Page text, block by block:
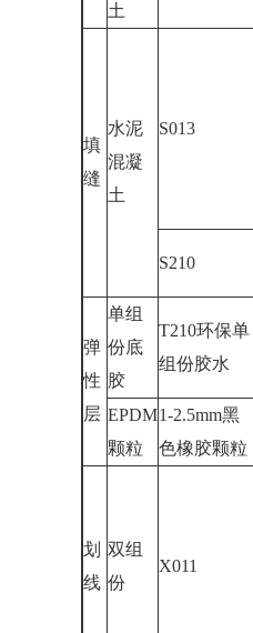
土
填
缝
水泥
混凝
土
S013
S210
弹
性
层
单组
份底
胶
T210环保单
组份胶水
EPDM
颗粒
1-2.5mm黑
色橡胶颗粒
划
线
双组
份
X011